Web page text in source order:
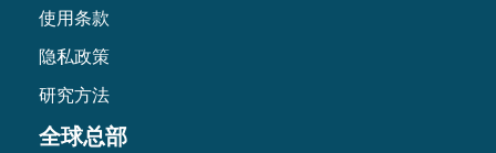
使用条款
隐私政策
研究方法
全球总部